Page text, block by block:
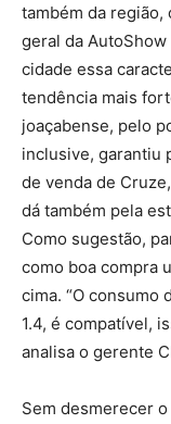
também da região,
geral da
cidade essa
tendência mais
joaçabense, pelo
inclusive, garantiu
de venda de
dá também pela
Como sugestão,
como boa compra
cima. “O consumo
1.4, é compatível,
analisa o gerente
Sem desmerecer